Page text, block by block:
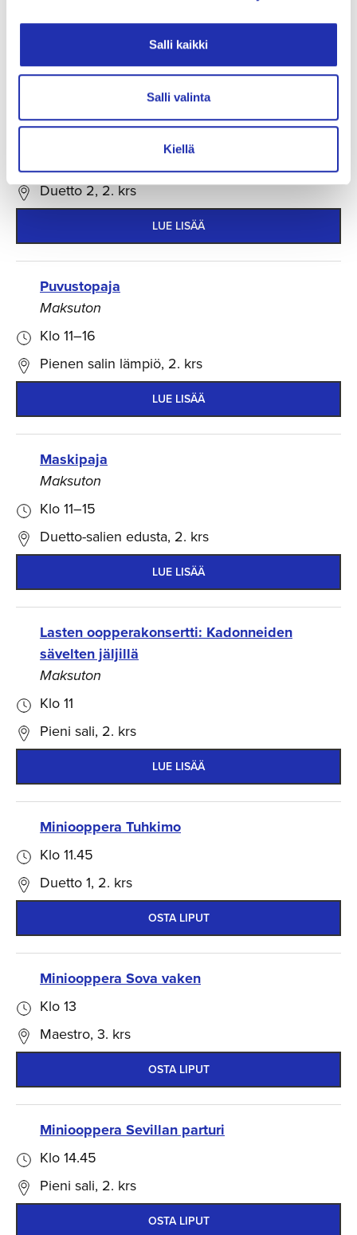
Salli kaikki
Salli valinta
Kiellä
LUE LISÄÄ
Maksuton
Duetto 2, 2. krs
LUE LISÄÄ
Puvustopaja
Maksuton
Klo 11–16
Pienen salin lämpiö, 2. krs
LUE LISÄÄ
Maskipaja
Maksuton
Klo 11–15
Duetto-salien edusta, 2. krs
LUE LISÄÄ
Lasten oopperakonsertti: Kadonneiden
sävelten jäljillä
Maksuton
Klo 11
Pieni sali, 2. krs
LUE LISÄÄ
Miniooppera Tuhkimo
Klo 11.45
Duetto 1, 2. krs
OSTA LIPUT
Miniooppera Sova vaken
Klo 13
Maestro, 3. krs
OSTA LIPUT
Miniooppera Sevillan parturi
Klo 14.45
Pieni sali, 2. krs
OSTA LIPUT